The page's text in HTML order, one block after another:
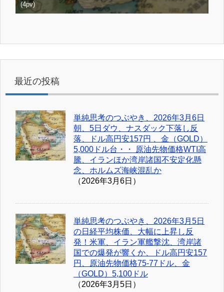
(4pv)
最近の投稿
単純思考のつぶやき、2026年3月6日
朝、5日ダウ、ナスダック下落し反
落、ドル高円安157円 、金（GOLD）
5,000ドル台・・ 原油先物価格WTI高
騰、イランほか湾岸諸国不安定化懸
念、ホルムズ海峡混乱か
（2026年3月6日）
単純思考のつぶやき、2026年3月5日
の日経平均株価、大幅に上昇し反
発！米軍、イラン軍艦撃沈、湾岸諸
国での爆発が響くか、ドル高円安157
円、原油先物価格75-77ドル、金
（GOLD）5,100ドル
（2026年3月5日）